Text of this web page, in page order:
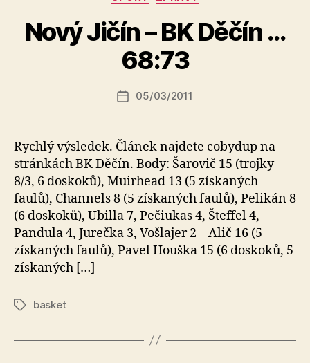
Nový Jičín – BK Děčín …
68:73
Autor
příspěvku
A
u
t
o
k
k
Datum
05/03/2011
Rychlý výsledek. Článek najdete cobydup na
stránkách BK Děčín. Body: Šarovič 15 (trojky
8/3, 6 doskoků), Muirhead 13 (5 získaných
faulů), Channels 8 (5 získaných faulů), Pelikán 8
(6 doskoků), Ubilla 7, Pečiukas 4, Šteffel 4,
Pandula 4, Jurečka 3, Vošlajer 2 – Alič 16 (5
získaných faulů), Pavel Houška 15 (6 doskoků, 5
získaných […]
Štítkybasket